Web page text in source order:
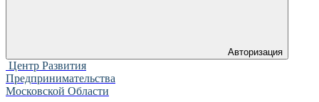
Авторизация
Центр Развития
Предпринимательства
Московской Области